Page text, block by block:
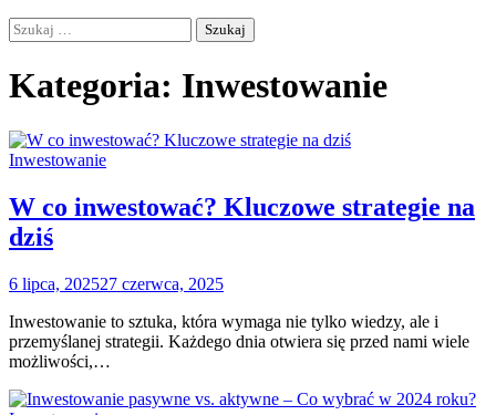
Szukaj:
Kategoria: Inwestowanie
Inwestowanie
W co inwestować? Kluczowe strategie na
dziś
6 lipca, 202527 czerwca, 2025
Inwestowanie to sztuka, która wymaga nie tylko wiedzy, ale i
przemyślanej strategii. Każdego dnia otwiera się przed nami wiele
możliwości,…